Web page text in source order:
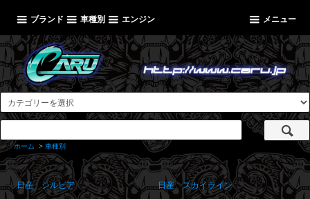
ブランド 車種別 エンジン メニュー
ホーム > 車種別
日産 シルビア
日産 スカイライン